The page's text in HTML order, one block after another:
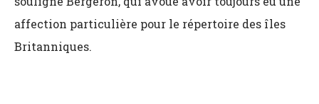
affection particulière pour le répertoire des îles
Britanniques.